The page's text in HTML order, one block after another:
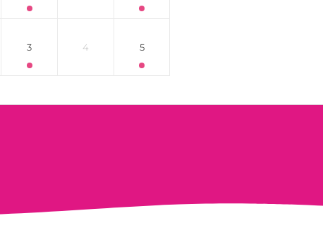
3 4 5